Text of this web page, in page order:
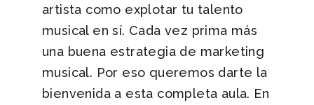
artista como explotar tu talento
musical en sí. Cada vez prima más
una buena estrategia de marketing
musical. Por eso queremos darte la
bienvenida a esta completa aula. En